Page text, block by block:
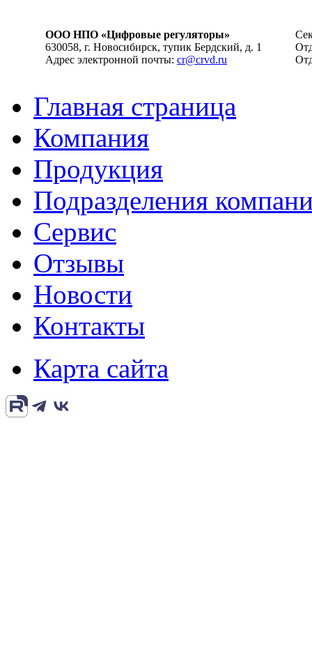
ООО НПО «Цифровые регуляторы»
630058, г. Новосибирск, тупик Бердский, д. 1
Адрес электронной почты: cr@crvd.ru
Главная страница
Компания
Продукция
Подразделения
Сервис
Отзывы
Новости
Контакты
Карта сайта